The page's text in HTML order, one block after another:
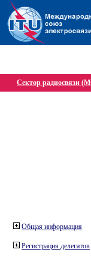
Сектор радиосвязи
Общая информация
Регистрация делегатов